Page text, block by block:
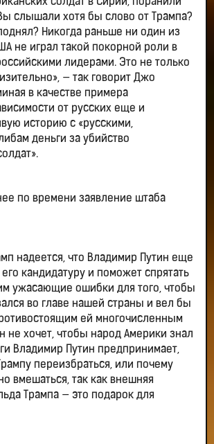
слышали хотя бы слово от Трампа?
Никогда раньше ни один из
не играл такой покорной роли в
лидерами. Это не только
— так говорит Джо
в качестве примера
от русских еще и
историю с «русскими,
деньги за убийство
по времени заявление штаба
надеется, что Владимир Путин еще
кандидатуру и поможет спрятать
ужасающие ошибки для того, чтобы
во главе нашей страны и вел бы
ей многочисленным
не хочет, чтобы народ Америки знал
Владимир Путин предпринимает,
переизбраться, или почему
вмешаться, так как внешняя
Трампа — это подарок для